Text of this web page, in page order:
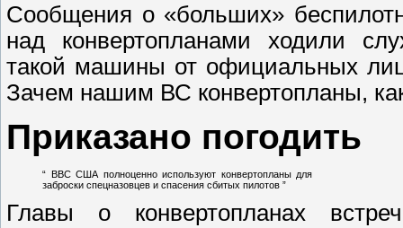
Сообщения о «больших»
над конвертопланами ходили
такой машины от официальных
Зачем нашим ВС конвертопланы,
Приказано погодить
“ ВВС США полноценно используют конвертопланы для
заброски спецназовцев и спасения сбитых пилотов ”
Главы о конвертопланах